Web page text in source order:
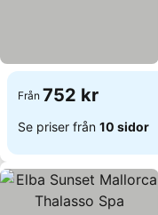
Från 752 kr
Se priser från 10 sidor